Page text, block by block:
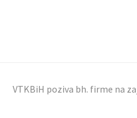
VTKBiH poziva bh. firme na